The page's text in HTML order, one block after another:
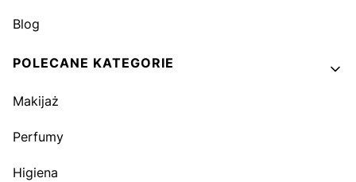
Blog
POLECANE KATEGORIE
Makijaż
Perfumy
Higiena